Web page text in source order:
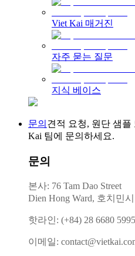
Viet Kai 매거진
자주 묻는 질문
지식 베이스
문의 견적 요청, 원단 샘
Kai 팀에 문의하세요.
문의
본사: 76 Tam Dao Street
Dien Hong Ward, 호치민시
핫라인 : (+84) 28 6680 5995
이메일: